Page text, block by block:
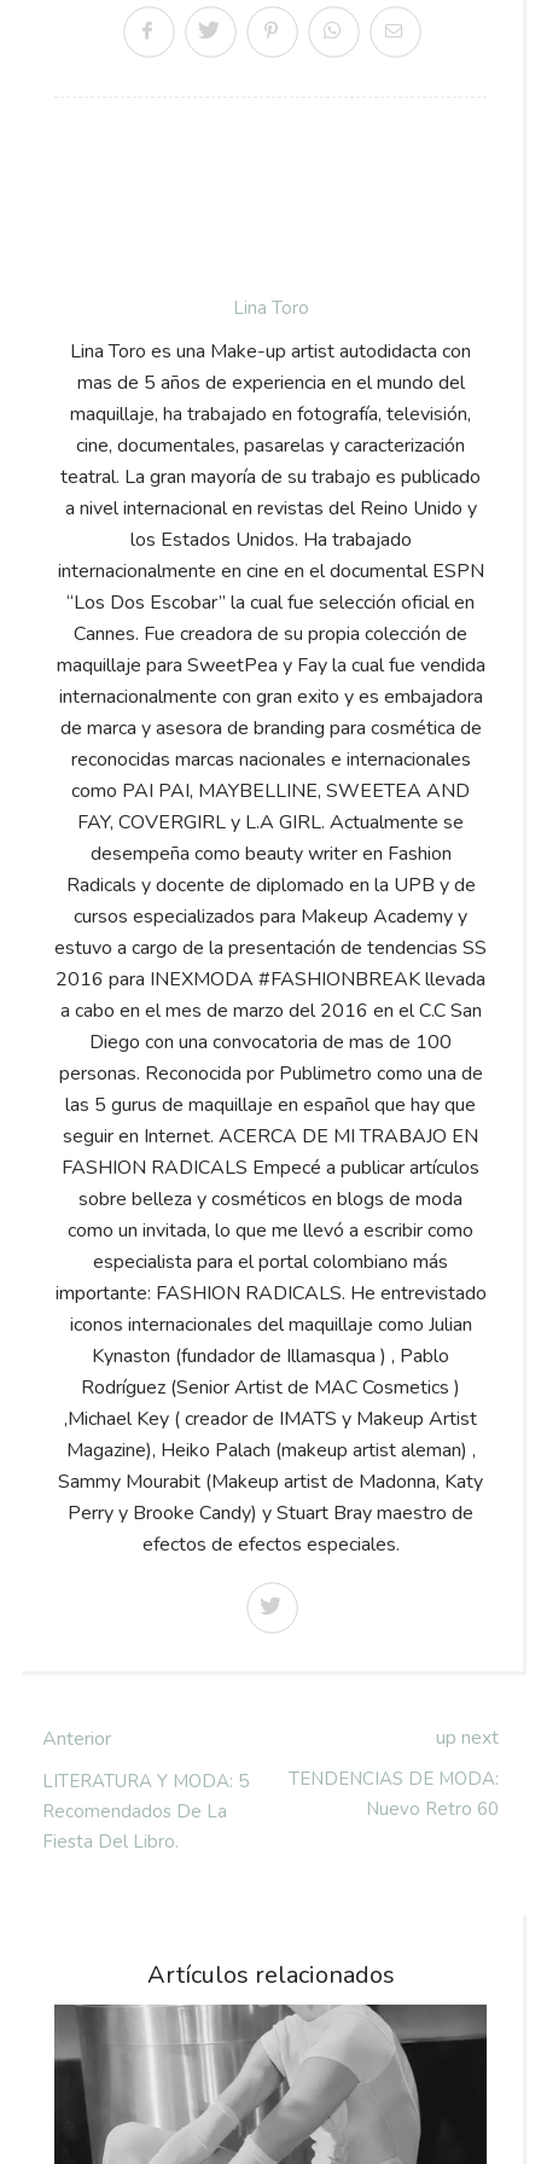
Lina Toro
Lina Toro es una Make-up artist autodidacta con
mas de 5 años de experiencia en el mundo del
maquillaje, ha trabajado en fotografía, televisión,
cine, documentales, pasarelas y caracterización
teatral. La gran mayoría de su trabajo es publicado
a nivel internacional en revistas del Reino Unido y
los Estados Unidos. Ha trabajado
internacionalmente en cine en el documental ESPN
“Los Dos Escobar” la cual fue selección oficial en
Cannes. Fue creadora de su propia colección de
maquillaje para SweetPea y Fay la cual fue vendida
internacionalmente con gran exito y es embajadora
de marca y asesora de branding para cosmética de
reconocidas marcas nacionales e internacionales
como PAI PAI, MAYBELLINE, SWEETEA AND
FAY, COVERGIRL y L.A GIRL. Actualmente se
desempeña como beauty writer en Fashion
Radicals y docente de diplomado en la UPB y de
cursos especializados para Makeup Academy y
estuvo a cargo de la presentación de tendencias SS
2016 para INEXMODA #FASHIONBREAK llevada
a cabo en el mes de marzo del 2016 en el C.C San
Diego con una convocatoria de mas de 100
personas. Reconocida por Publimetro como una de
las 5 gurus de maquillaje en español que hay que
seguir en Internet. ACERCA DE MI TRABAJO EN
FASHION RADICALS Empecé a publicar artículos
sobre belleza y cosméticos en blogs de moda
como un invitada, lo que me llevó a escribir como
especialista para el portal colombiano más
importante: FASHION RADICALS. He entrevistado
iconos internacionales del maquillaje como Julian
Kynaston (fundador de Illamasqua ) , Pablo
Rodríguez (Senior Artist de MAC Cosmetics )
,Michael Key ( creador de IMATS y Makeup Artist
Magazine), Heiko Palach (makeup artist aleman) ,
Sammy Mourabit (Makeup artist de Madonna, Katy
Perry y Brooke Candy) y Stuart Bray maestro de
efectos de efectos especiales.
Anterior
LITERATURA Y MODA: 5
Recomendados De La
Fiesta Del Libro.
up next
TENDENCIAS DE MODA:
Nuevo Retro 60
Artículos relacionados